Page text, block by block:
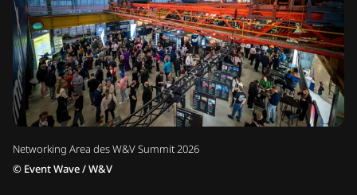
Networking Area des W&V Summit 2026
© Event Wave / W&V